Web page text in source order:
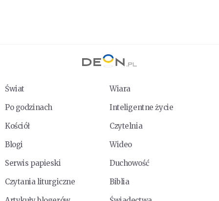
Świat
Wiara
Po godzinach
Inteligentne życie
Kościół
Czytelnia
Blogi
Wideo
Serwis papieski
Duchowość
Czytania liturgiczne
Biblia